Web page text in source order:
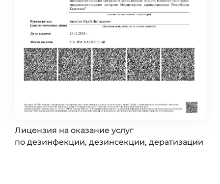
Лицензия на оказание услуг
по дезинфекции, дезинсекции, дератизации